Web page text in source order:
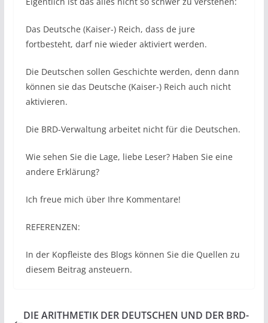
Das Deutsche (Kaiser-) Reich, dass de jure
fortbesteht, darf nie wieder aktiviert werden.
Die Deutschen sollen Geschichte werden, denn dann
können sie das Deutsche (Kaiser-) Reich auch nicht
aktivieren.
Die BRD-Verwaltung arbeitet nicht für die Deutschen.
Wie sehen Sie die Lage, liebe Leser? Haben Sie eine
andere Erklärung?
Ich freue mich über Ihre Kommentare!
REFERENZEN:
In der Kopfleiste des Blogs können Sie die Quellen zu
diesem Beitrag ansteuern.
DIE ARITHMETIK DER DEUTSCHEN UND DER BRD-